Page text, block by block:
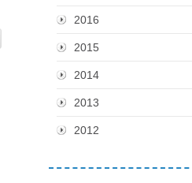
2016
2015
2014
2013
2012